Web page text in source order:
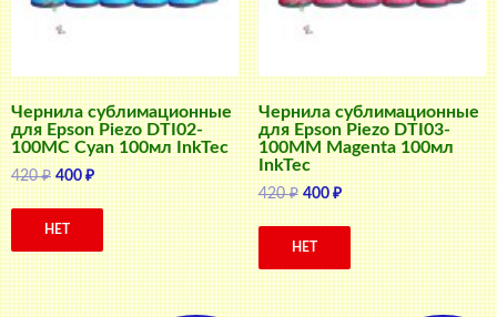
Чернила сублимационные
для Epson Piezo DTI02-
100MC Cyan 100мл InkTec
420₽ Первоначальная
цена
составляла
400₽Текущая
цена:
400 ₽.
НЕТ
Чернила сублимационные
для Epson Piezo DTI03-
100MM Magenta 100мл
InkTec
420₽ Первоначальная
цена
составляла
400₽Текущая
цена:
400 ₽.
НЕТ